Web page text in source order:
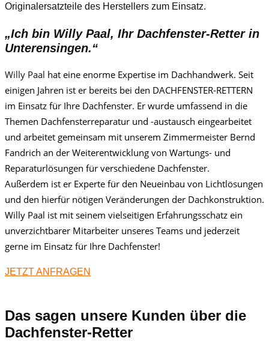
Originalersatzteile des Herstellers zum Einsatz.
„Ich bin Willy Paal, Ihr Dachfenster-Retter in
Unterensingen.“
Willy Paal hat eine enorme Expertise im Dachhandwerk. Seit
einigen Jahren ist er bereits bei den DACHFENSTER-RETTERN
im Einsatz für Ihre Dachfenster. Er wurde umfassend in die
Themen Dachfensterreparatur und -austausch eingearbeitet
und arbeitet gemeinsam mit unserem Zimmermeister Bernd
Fandrich an der Weiterentwicklung von Wartungs- und
Reparaturlösungen für verschiedene Dachfenster.
Außerdem ist er Experte für den Neueinbau von Lichtlösungen
und den hierfür nötigen Veränderungen der Dachkonstruktion.
Willy Paal ist mit seinem vielseitigen Erfahrungsschatz ein
unverzichtbarer Mitarbeiter unseres Teams und jederzeit
gerne im Einsatz für Ihre Dachfenster!
JETZT ANFRAGEN
Das sagen unsere Kunden über die
Dachfenster-Retter